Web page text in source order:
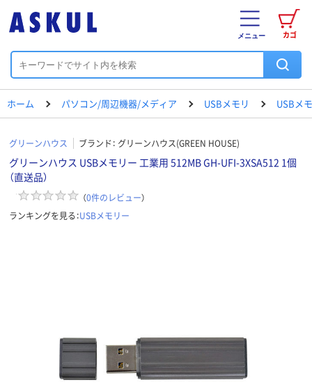
カゴ
メニュー
ホーム パソコン/周辺機器/メディア USBメモリ USBメ
グリーンハウス ブランド： グリーンハウス(GREEN HOUSE)
グリーンハウス USBメモリー 工業用 512MB GH-UFI-3XSA512 1個
（直送品）
（0件のレビュー）
ランキングを見る：USBメモリー